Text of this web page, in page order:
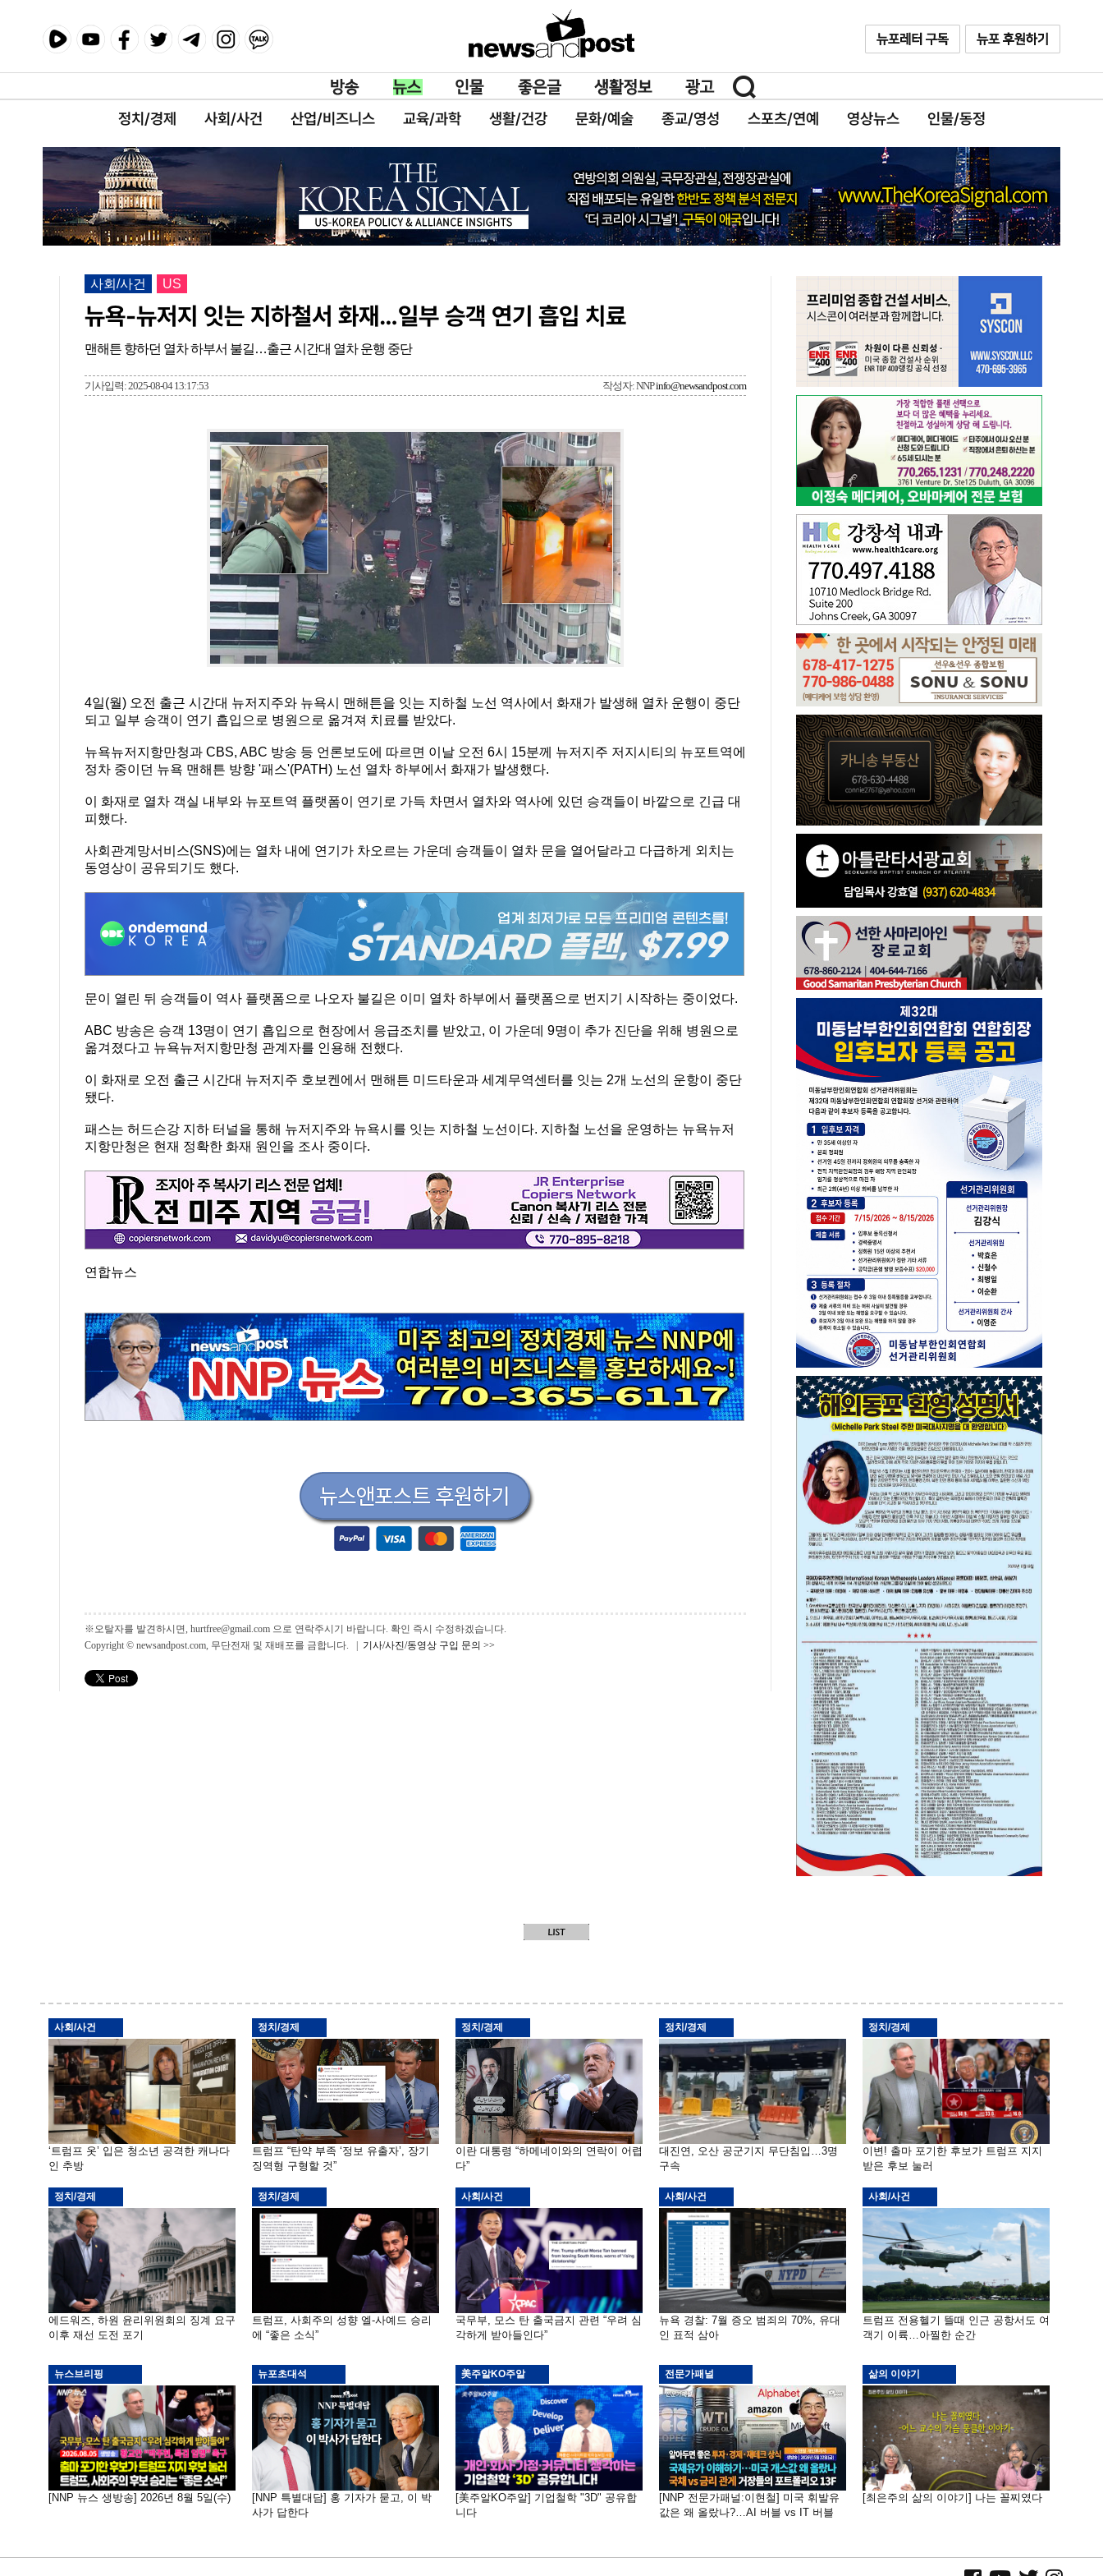
정치/경제 사회/사건 산업/비즈니스 교육/과학 생활/건강 문화/예술 종교/영성 스포츠/연예 영상뉴스 인물/동정
사회/사건 US
뉴욕-뉴저지 잇는 지하철서 화재…일부 승객 연기 흡입 치료
맨해튼 향하던 열차 하부서 불길…출근 시간대 열차 운행 중단
기사입력: 2025-08-04 13:17:53 작성자: NNPinfo@newsandpost.com
4일(월) 오전 출근 시간대 뉴저지주와 뉴욕시 맨해튼을 잇는 지하철 노선 역사에서 화재가 발생해 열차 운행이 중단
되고 일부 승객이 연기 흡입으로 병원으로 옮겨져 치료를 받았다.
뉴욕뉴저지항만청과 CBS, ABC 방송 등 언론보도에 따르면 이날 오전 6시 15분께 뉴저지주 저지시티의 뉴포트역에
정차 중이던 뉴욕 맨해튼 방향 '패스'(PATH) 노선 열차 하부에서 화재가 발생했다.
이 화재로 열차 객실 내부와 뉴포트역 플랫폼이 연기로 가득 차면서 열차와 역사에 있던 승객들이 바깥으로 긴급 대
피했다.
사회관계망서비스(SNS)에는 열차 내에 연기가 차오르는 가운데 승객들이 열차 문을 열어달라고 다급하게 외치는
동영상이 공유되기도 했다.
문이 열린 뒤 승객들이 역사 플랫폼으로 나오자 불길은 이미 열차 하부에서 플랫폼으로 번지기 시작하는 중이었다.
ABC 방송은 승객 13명이 연기 흡입으로 현장에서 응급조치를 받았고, 이 가운데 9명이 추가 진단을 위해 병원으로
옮겨졌다고 뉴욕뉴저지항만청 관계자를 인용해 전했다.
이 화재로 오전 출근 시간대 뉴저지주 호보켄에서 맨해튼 미드타운과 세계무역센터를 잇는 2개 노선의 운항이 중단
됐다.
패스는 허드슨강 지하 터널을 통해 뉴저지주와 뉴욕시를 잇는 지하철 노선이다. 지하철 노선을 운영하는 뉴욕뉴저
지항만청은 현재 정확한 화재 원인을 조사 중이다.
연합뉴스
※오탈자를 발견하시면, hurtfree@gmail.com 으로 연락주시기 바랍니다. 확인 즉시 수정하겠습니다.
Copyright © newsandpost.com, 무단전재 및 재배포를 금합니다. | 기사/사진/동영상 구입 문의 >>
사회/사건
‘트럼프 옷’ 입은 청소년 공격한 캐나다
인 추방
정치/경제
트럼프 “탄약 부족 ‘정보 유출자’, 장기
징역형 구형할 것”
정치/경제
이란 대통령 “하메네이와의 연락이 어렵
다”
정치/경제
대진연, 오산 공군기지 무단침입…3명
구속
정치/경제
이변! 출마 포기한 후보가 트럼프 지지
받은 후보 눌러
정치/경제
에드워즈, 하원 윤리위원회의 징계 요구
이후 재선 도전 포기
정치/경제
트럼프, 사회주의 성향 엘-사예드 승리
에 “좋은 소식”
사회/사건
국무부, 모스 탄 출국금지 관련 “우려 심
각하게 받아들인다”
사회/사건
뉴욕 경찰: 7월 증오 범죄의 70%, 유대
인 표적 삼아
사회/사건
트럼프 전용헬기 뜰때 인근 공항서도 여
객기 이륙…아찔한 순간
뉴스브리핑
[NNP 뉴스 생방송] 2026년 8월 5일(수)
뉴포초대석
[NNP 특별대담] 홍 기자가 묻고, 이 박
사가 답한다
美주알KO주알
[美주알KO주알] 기업철학 "3D" 공유합
니다
전문가패널
[NNP 전문가패널:이현철] 미국 휘발유
값은 왜 올랐나?…AI 버블 vs IT 버블
삶의 이야기
[최은주의 삶의 이야기] 나는 꼴찌였다